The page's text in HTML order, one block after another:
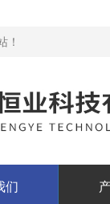
！
们